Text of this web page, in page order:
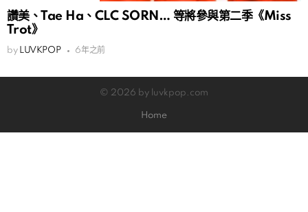
讚美、Tae Ha、CLC SORN… 等將參與第二季《Miss
Trot》
by LUVKPOP 6年之前
© 2026 by luvkpop.com
Home